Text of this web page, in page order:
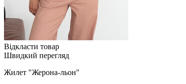
Відкласти товар
Швидкий перегляд
Жилет "Жерона-льон"